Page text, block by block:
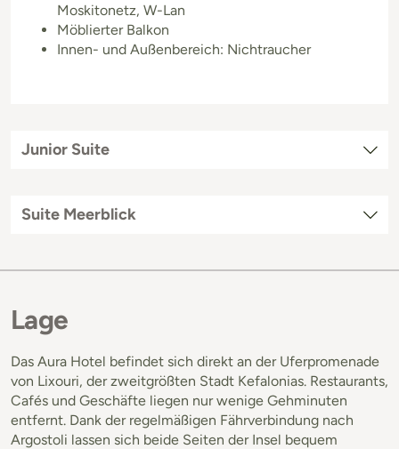
Moskitonetz, W-Lan
Möblierter Balkon
Innen- und Außenbereich: Nichtraucher
Junior Suite
Suite Meerblick
Lage
Das Aura Hotel befindet sich direkt an der Uferpromenade
von Lixouri, der zweitgrößten Stadt Kefalonias. Restaurants,
Cafés und Geschäfte liegen nur wenige Gehminuten
entfernt. Dank der regelmäßigen Fährverbindung nach
Argostoli lassen sich beide Seiten der Insel bequem